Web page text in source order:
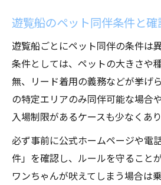
ツ
犬連れで遊覧船を快適
品
遊覧船ペット同伴時に
ェック
ペット同伴クルーズが叶える
遊覧船で叶うペット同
は
クルーズ船で愛犬と過
遊覧船のペット同伴条件と
遊覧船ごとにペット同伴の条件は
条件としては、ペットの大きさや
無、リード着用の義務などが挙げ
の特定エリアのみ同伴可能な場合
入場制限があるケースも少なくあ
必ず事前に公式ホームページや電
件」を確認し、ルールを守ること
ワンちゃんが吠えてしまう場合は